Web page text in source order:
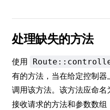
处理缺失的方法
使用
有的方法，当在给定控制
调用该方法。该方法应命名
接收请求的方法和参数数组